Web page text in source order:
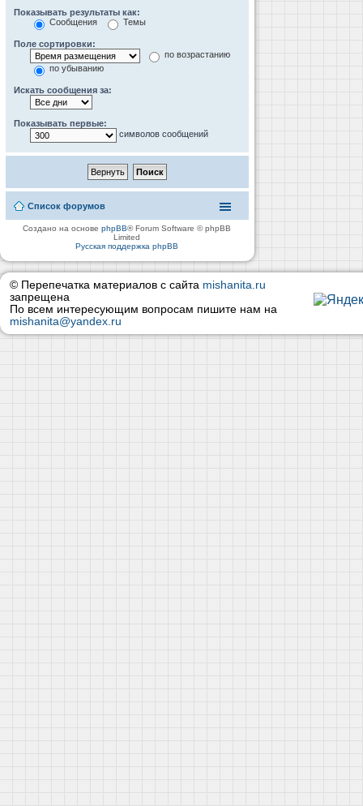
Показывать результаты как:
Сообщения
Темы
Поле сортировки:
по возрастанию
по убыванию
Искать сообщения за:
Показывать первые:
символов сообщений
Список форумов
Создано на основеphpBB® Forum Software © phpBB
Limited
Русская поддержка phpBB
© Перепечатка материалов с сайта mishanita.ru
запрещена
По всем интересующим вопросам пишите нам на
mishanita@yandex.ru